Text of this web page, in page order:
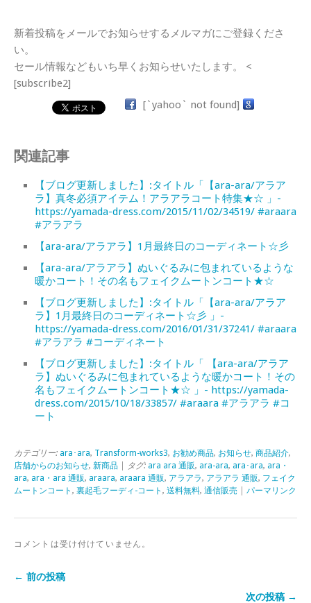
新着投稿をメールでお知らせするメルマガにご登録くださ
い。
セール情報などもいち早くお知らせいたします。 <
[subscribe2]
[`yahoo` not found]
関連記事
【ブログ更新しました】:タイトル「【ara-ara/アラア
ラ】真冬必須アイテム！アラアラコート特集★☆ 」-
https://yamada-dress.com/2015/11/02/34519/ #araara
#アラアラ
【ara-ara/アラアラ】1月最終日のコーディネート☆彡
【ara-ara/アラアラ】ぬいぐるみに包まれているような
暖かコート！その名もフェイクムートンコート★☆
【ブログ更新しました】:タイトル「【ara-ara/アラア
ラ】1月最終日のコーディネート☆彡 」-
https://yamada-dress.com/2016/01/31/37241/ #araara
#アラアラ #コーディネート
【ブログ更新しました】:タイトル「 【ara-ara/アラア
ラ】ぬいぐるみに包まれているような暖かコート！その
名もフェイクムートンコート★☆ 」- https://yamada-
dress.com/2015/10/18/33857/ #araara #アラアラ #コ
ート
カテゴリー: ara･ara, Transform-works3, お勧め商品, お知らせ, 商品紹介,
店舗からのお知らせ, 新商品 | タグ: ara ara 通販, ara-ara, ara･ara, ara・
ara, ara・ara 通販, araara, araara 通販, アラアラ, アラアラ 通販, フェイク
ムートンコート , 裏起毛フーディ-コート , 送料無料, 通信販売 パーマリンク
コメントは受け付けていません。
← 前の投稿
次の投稿 →